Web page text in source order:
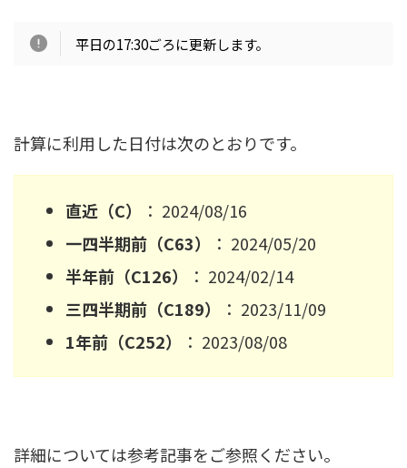
平日の17:30ごろに更新します。
計算に利用した日付は次のとおりです。
直近（C）
： 2024/08/16
一四半期前（C63）
： 2024/05/20
半年前（C126）
： 2024/02/14
三四半期前（C189）
： 2023/11/09
1年前（C252）
： 2023/08/08
詳細については参考記事をご参照ください。